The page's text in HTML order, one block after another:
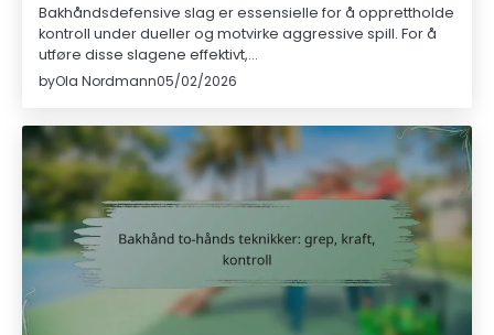
Bakhåndsdefensive slag er essensielle for å opprettholde
kontroll under dueller og motvirke aggressive spill. For å
utføre disse slagene effektivt,…
byOla Nordmann05/02/2026